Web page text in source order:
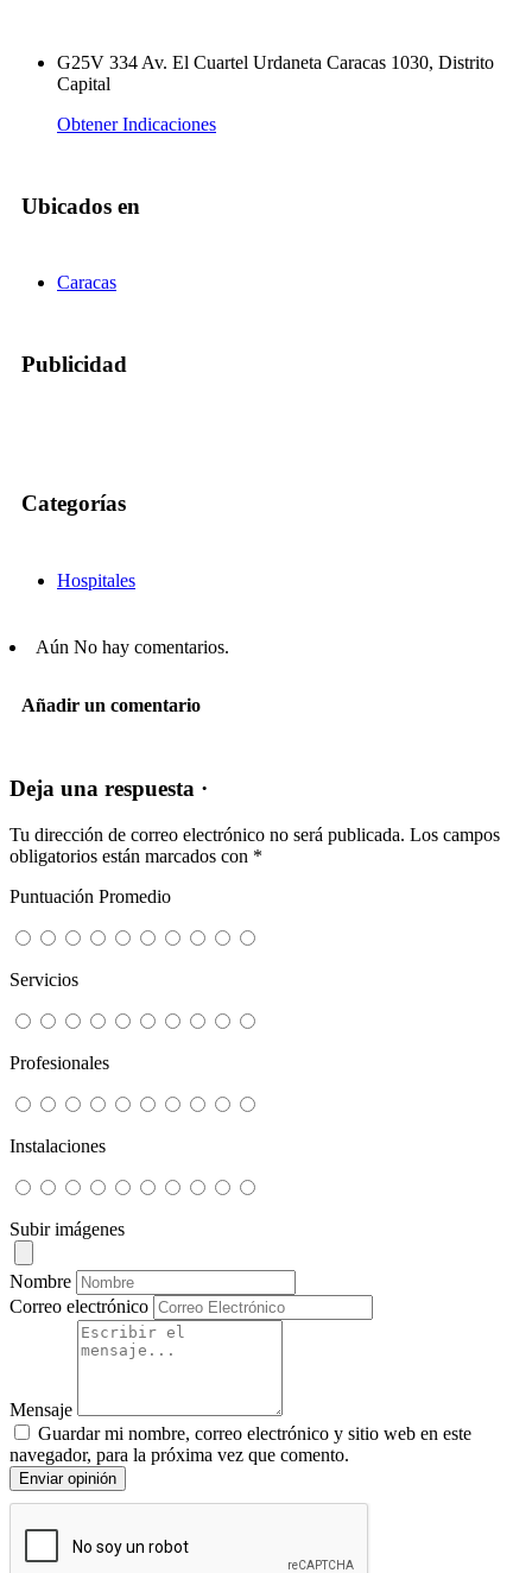
G25V 334 Av. El Cuartel Urdaneta Caracas 1030, Distrito
Capital
Obtener Indicaciones
Ubicados en
Caracas
Publicidad
Categorías
Hospitales
Aún No hay comentarios.
Añadir un comentario
Deja una respuesta ·
Tu dirección de correo electrónico no será publicada. Los campos
obligatorios están marcados con *
Puntuación Promedio
Servicios
Profesionales
Instalaciones
Subir imágenes
Nombre
Correo electrónico
Mensaje
Guardar mi nombre, correo electrónico y sitio web en este
navegador, para la próxima vez que comento.
Enviar opinión